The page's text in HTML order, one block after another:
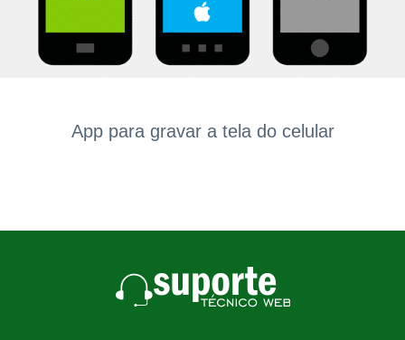
App para gravar a tela do celular